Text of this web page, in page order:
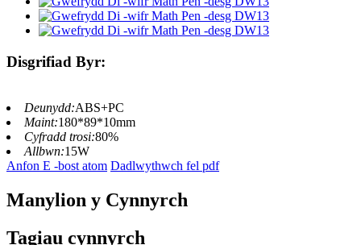
Disgrifiad Byr:
Deunydd:ABS+PC
Maint:180*89*10mm
Cyfradd trosi:80%
Allbwn:15W
Anfon E -bost atom Dadlwythwch fel pdf
Manylion y Cynnyrch
Tagiau cynnyrch